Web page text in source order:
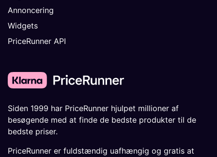
Annoncering
Widgets
PriceRunner API
Siden 1999 har PriceRunner hjulpet millioner af
besøgende med at finde de bedste produkter til de
bedste priser.
PriceRunner er fuldstændig uafhængig og gratis at